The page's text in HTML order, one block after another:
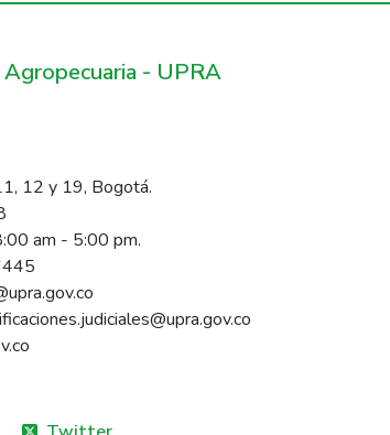
- UPRA
12 y 19, Bogotá.
am - 5:00 pm.